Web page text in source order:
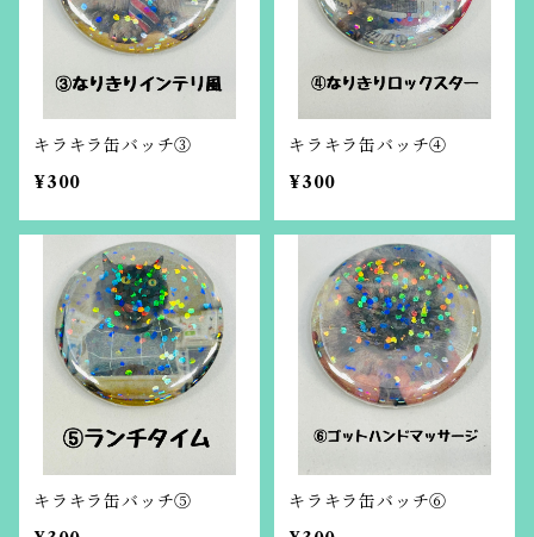
キラキラ缶バッチ③
¥300
キラキラ缶バッチ④
¥300
キラキラ缶バッチ⑤
キラキラ缶バッチ⑥